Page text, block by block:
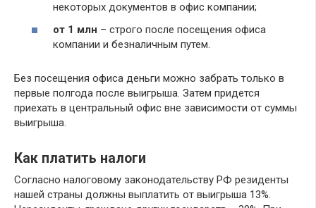
некоторых документов в офис компании;
от 1 млн – строго после посещения офиса
компании и безналичным путем.
Без посещения офиса деньги можно забрать только в
первые полгода после выигрыша. Затем придется
приехать в центральный офис вне зависимости от суммы
выигрыша.
Как платить налоги
Согласно налоговому законодательству РФ резиденты
нашей страны должны выплатить от выигрыша 13%.